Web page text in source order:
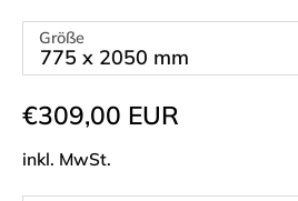
Größe
775 x 2050 mm
€309,00 EUR
inkl. MwSt.